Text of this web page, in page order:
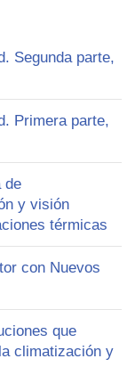
Segunda parte,
Primera parte,
de
y visión
térmicas
con Nuevos
que
climatización y